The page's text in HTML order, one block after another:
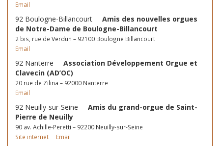
Email
92 Boulogne-Billancourt Amis des nouvelles orgues
de Notre-Dame de Boulogne-Billancourt
2 bis, rue de Verdun – 92100 Boulogne Billancourt
Email
92 Nanterre Association Développement Orgue et
Clavecin (AD’OC)
20 rue de Zilina – 92000 Nanterre
Email
92 Neuilly-sur-Seine Amis du grand-orgue de Saint-
Pierre de Neuilly
90 av. Achille-Peretti – 92200 Neuilly-sur-Seine
Site internet
Email